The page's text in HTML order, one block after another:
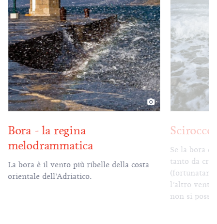
Bora - la regina
melodrammatica
La bora è il vento più ribelle della costa
orientale dell’Adriatico.
Se la bora è
tanto da
l’altro vento
non si